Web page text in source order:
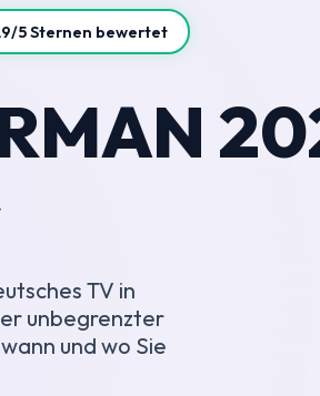
5 Sternen bewertet
TV in
unbegrenzter
und wo Sie